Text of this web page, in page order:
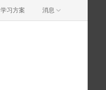
学习方案 消息